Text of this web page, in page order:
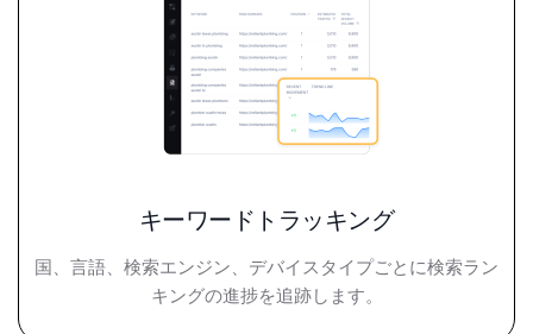
キーワードトラッキング
国、言語、検索エンジン、デバイスタイプごとに検索ラン
キングの進捗を追跡します。